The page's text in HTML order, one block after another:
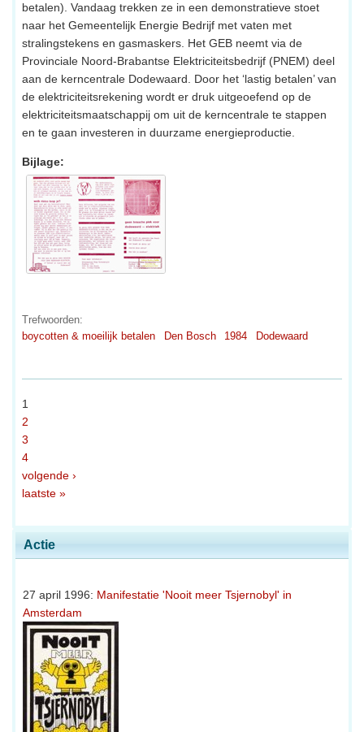
Actie
27 april 1996: Manifestatie 'Nooit meer Tsjernobyl' in
Amsterdam
betalen). Vandaag trekken ze in een demonstratieve stoet
naar het Gemeentelijk Energie Bedrijf met vaten met
stralingstekens en gasmaskers. Het GEB neemt via de
Provinciale Noord-Brabantse Elektriciteitsbedrijf (PNEM) deel
aan de kerncentrale Dodewaard. Door het ‘lastig betalen’ van
de elektriciteitsrekening wordt er druk uitgeoefend op de
elektriciteitsmaatschappij om uit de kerncentrale te stappen
en te gaan investeren in duurzame energieproductie.
Bijlage:
Trefwoorden:
boycotten & moeilijk betalen
Den Bosch 1984 Dodewaard
1
2
3
4
volgende ›
laatste »